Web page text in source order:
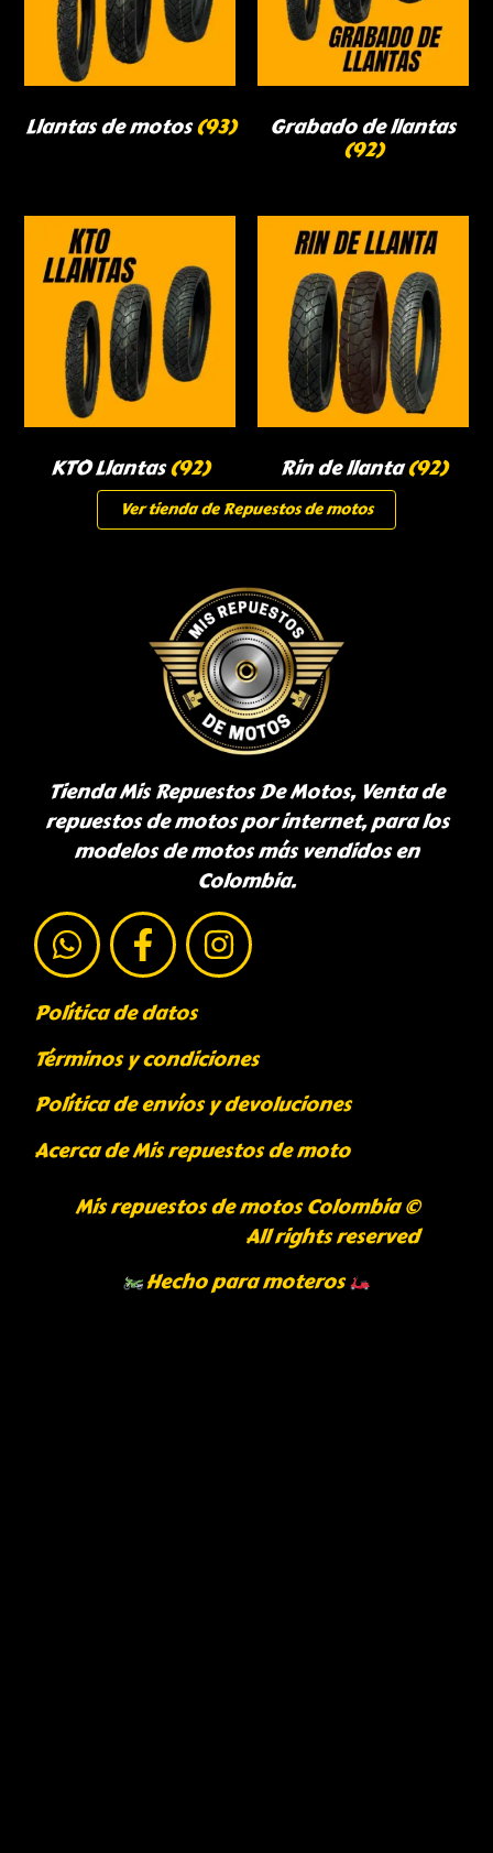
Llantas de motos(93) Grabado de llantas
(92)
KTO Llantas(92) Rin de llanta(92)
Ver tienda de Repuestos de motos
Tienda Mis Repuestos De Motos, Venta de
repuestos de motos por internet, para los
modelos de motos más vendidos en
Colombia.
Política de datos
Términos y condiciones
Política de envíos y devoluciones
Acerca de Mis repuestos de moto
Mis repuestos de motos Colombia ©
All rights reserved
Hecho para moteros